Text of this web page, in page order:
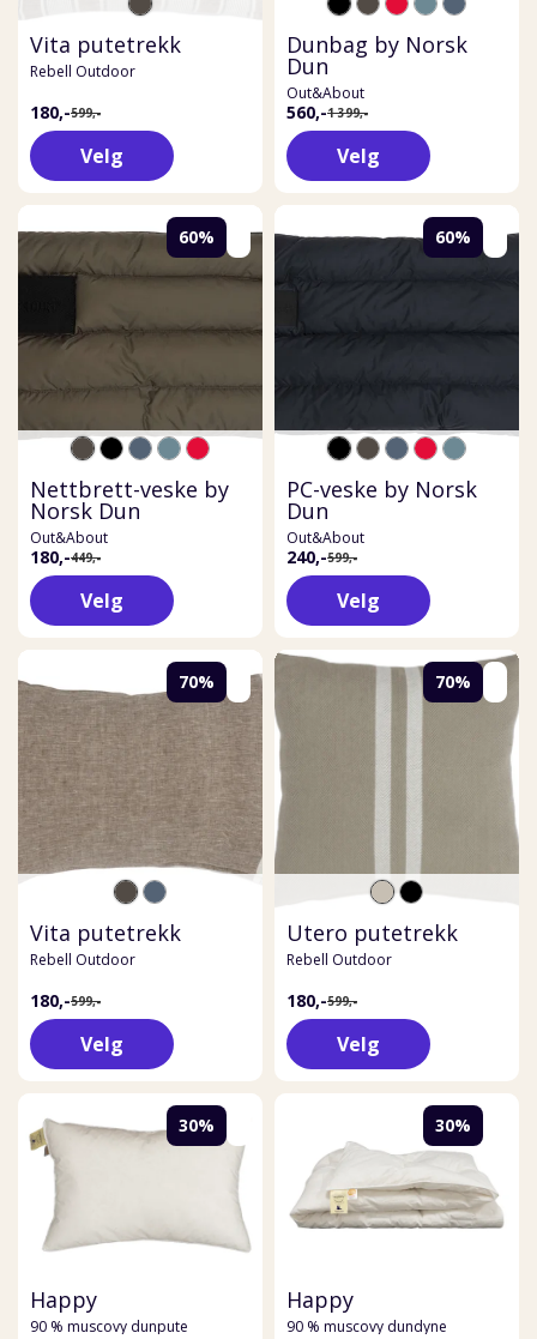
Vita putetrekk
Rebell Outdoor
180,-599,-
Velg
Dunbag by Norsk
Dun
Out&About
560,-1 399,-
Velg
60%
Nettbrett-veske by
Norsk Dun
Out&About
180,-449,-
Velg
60%
PC-veske by Norsk
Dun
Out&About
240,-599,-
Velg
70%
Vita putetrekk
Rebell Outdoor
180,-599,-
Velg
70%
Utero putetrekk
Rebell Outdoor
180,-599,-
Velg
30%
Happy
90 % muscovy dunpute
30%
Happy
90 % muscovy dundyne